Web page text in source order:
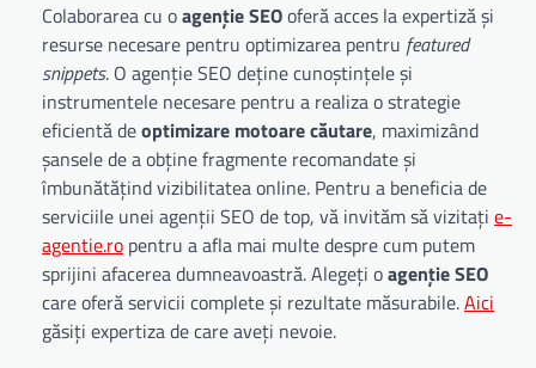
Colaborarea cu oagenție SEOoferă acces la expertiză și
resurse necesare pentru optimizarea pentru featured
snippets. O agenție SEO deține cunoștințele și
instrumentele necesare pentru a realiza o strategie
eficientă deoptimizare motoare căutare, maximizând
șansele de a obține fragmente recomandate și
îmbunătățind vizibilitatea online. Pentru a beneficia de
serviciile unei agenții SEO de top, vă invităm să vizitați e-
agentie.ro pentru a afla mai multe despre cum putem
sprijini afacerea dumneavoastră. Alegeți oagenție SEO
care oferă servicii complete și rezultate măsurabile.Aici
găsiți expertiza de care aveți nevoie.